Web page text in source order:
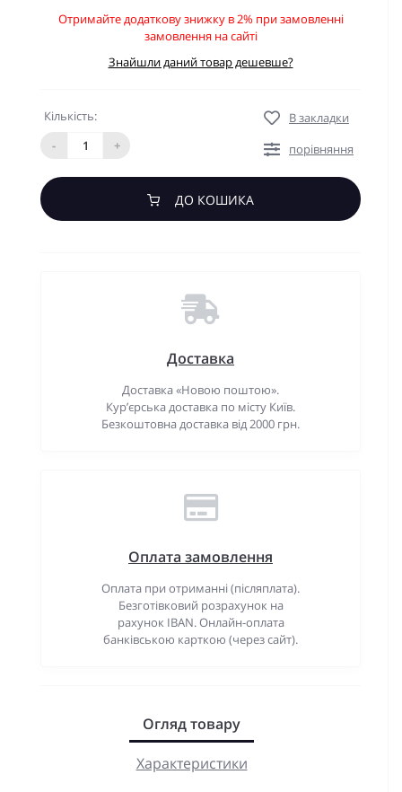
Отримайте додаткову знижку в 2% при замовленні
замовлення на сайті
Знайшли даний товар дешевше?
Кількість:
-
+
В закладки
порівняння
ДО КОШИКА
Доставка
Доставка «Новою поштою».
Кур’єрська доставка по місту Київ.
Безкоштовна доставка від 2000 грн.
Оплата замовлення
Оплата при отриманні (післяплата).
Безготівковий розрахунок на
рахунок IBAN. Онлайн-оплата
банківською карткою (через сайт).
Огляд товару
Характеристики